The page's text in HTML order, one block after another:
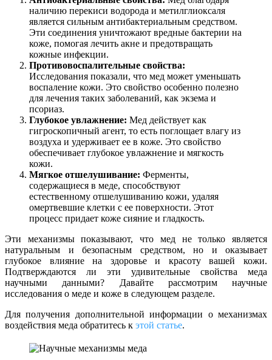
наличию перекиси водорода и метилглиоксаля
является сильным антибактериальным средством.
Эти соединения уничтожают вредные бактерии на
коже, помогая лечить акне и предотвращать
кожные инфекции.
Противовоспалительные свойства:
Исследования показали, что мед может уменьшать
воспаление кожи. Это свойство особенно полезно
для лечения таких заболеваний, как экзема и
псориаз.
Глубокое увлажнение: Мед действует как
гигроскопичный агент, то есть поглощает влагу из
воздуха и удерживает ее в коже. Это свойство
обеспечивает глубокое увлажнение и мягкость
кожи.
Мягкое отшелушивание: Ферменты,
содержащиеся в меде, способствуют
естественному отшелушиванию кожи, удаляя
омертвевшие клетки с ее поверхности. Этот
процесс придает коже сияние и гладкость.
Эти механизмы показывают, что мед не только является
натуральным и безопасным средством, но и оказывает
глубокое влияние на здоровье и красоту вашей кожи.
Подтверждаются ли эти удивительные свойства меда
научными данными? Давайте рассмотрим научные
исследования о меде и коже в следующем разделе.
Для получения дополнительной информации о механизмах
воздействия меда обратитесь к этой статье.